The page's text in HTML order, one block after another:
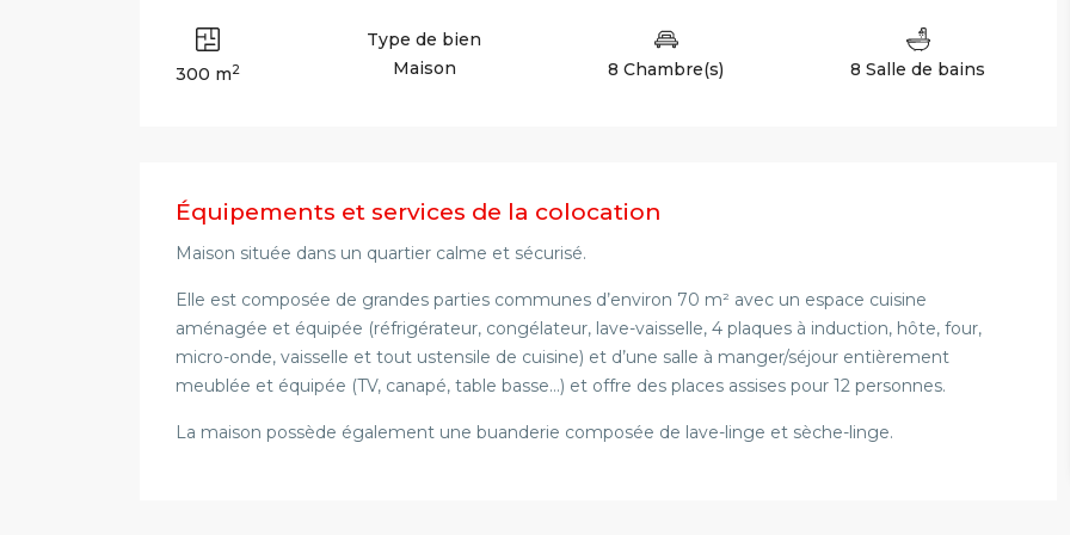
300 m2
Type de bien
Maison
8 Chambre(s) 8 Salle de bains
Équipements et services de la colocation
Maison située dans un quartier calme et sécurisé.
Elle est composée de grandes parties communes d’environ 70 m² avec un espace cuisine
aménagée et équipée (réfrigérateur, congélateur, lave-vaisselle, 4 plaques à induction, hôte, four,
micro-onde, vaisselle et tout ustensile de cuisine) et d’une salle à manger/séjour entièrement
meublée et équipée (TV, canapé, table basse…) et offre des places assises pour 12 personnes.
La maison possède également une buanderie composée de lave-linge et sèche-linge.